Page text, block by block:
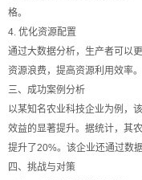
格。
4. 优化资源配置
通过大数据分析，生产者可以
资源浪费，提高资源利用效率。
三、成功案例分析
以某知名农业科技企业为例，
效益的显著提升。据统计，其
提升了20%。该企业还通过数
四、挑战与对策